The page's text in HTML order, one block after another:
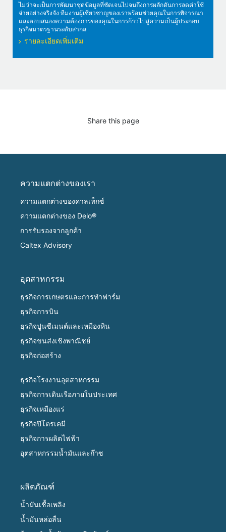
ไม่ว่าจะเป็นการพัฒนาชุดข้อมูลที่ชัดเจนไปจนถึงการผลักดันการลดค่าใช้
จ่ายอย่างจริงจัง ทีมงานผู้เชี่ยวชาญของเราพร้อมช่วยคุณในการพิจารณา
และตอบสนองความต้องการของคุณในการก้าวไปสู่ความเป็นผู้ประกอบ
ธุรกิจมาตรฐานระดับสากล
รายละเอียดเพิ่มเติม
Share this page
ความแตกต่างของเรา
ความแตกต่างของคาลเท็กซ์
ความแตกต่างของ Delo®
การรับรองจากลูกค้า
Caltex Advisory
อุตสาหกรรม
ธุรกิจการเกษตรและการทำฟาร์ม
ธุรกิจการบิน
ธุรกิจปูนซีเมนต์และเหมืองหิน
ธุรกิจขนส่งเชิงพาณิชย์
ธุรกิจก่อสร้าง
ธุรกิจโรงงานอุตสาหกรรม
ธุรกิจการเดินเรือภายในประเทศ
ธุรกิจเหมืองแร่
ธุรกิจปิโตรเคมี
ธุรกิจการผลิตไฟฟ้า
อุตสาหกรรมน้ำมันและก๊าซ
ผลิตภัณฑ์
น้ำมันเชื้อเพลิง
น้ำมันหล่อลื่น